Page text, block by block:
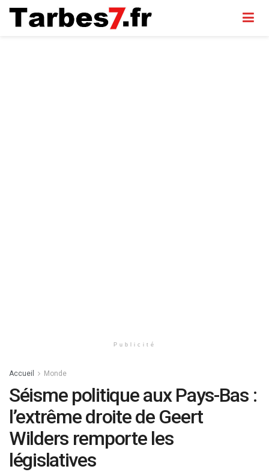
Publicité
Accueil Monde
Séisme politique aux Pays-Bas :
l’extrême droite de Geert
Wilders remporte les
législatives